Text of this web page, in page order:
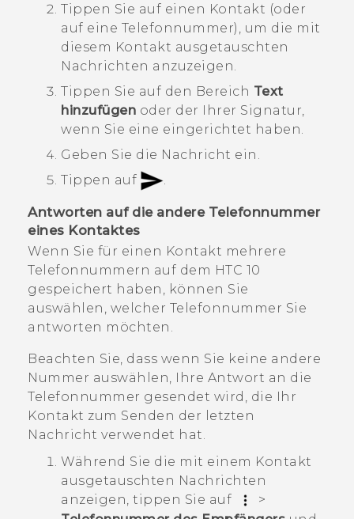
Tippen Sie auf einen Kontakt (oder
auf eine Telefonnummer), um die mit
diesem Kontakt ausgetauschten
Nachrichten anzuzeigen.
Tippen Sie auf den Bereich Text
hinzufügen oder der Ihrer Signatur,
wenn Sie eine eingerichtet haben.
Geben Sie die Nachricht ein.
Tippen auf
Antworten auf die andere Telefonnummer
eines Kontaktes
Wenn Sie für einen Kontakt mehrere
Telefonnummern auf dem HTC 10
gespeichert haben, können Sie
auswählen, welcher Telefonnummer Sie
antworten möchten.
Beachten Sie, dass wenn Sie keine andere
Nummer auswählen, Ihre Antwort an die
Telefonnummer gesendet wird, die Ihr
Kontakt zum Senden der letzten
Nachricht verwendet hat.
Während Sie die mit einem Kontakt
ausgetauschten Nachrichten
anzeigen, tippen Sie auf
>